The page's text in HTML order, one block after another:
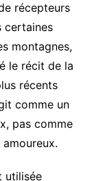
récepteurs
certaines
montagnes,
le récit de la
récents
comme un
pas comme
utilisée